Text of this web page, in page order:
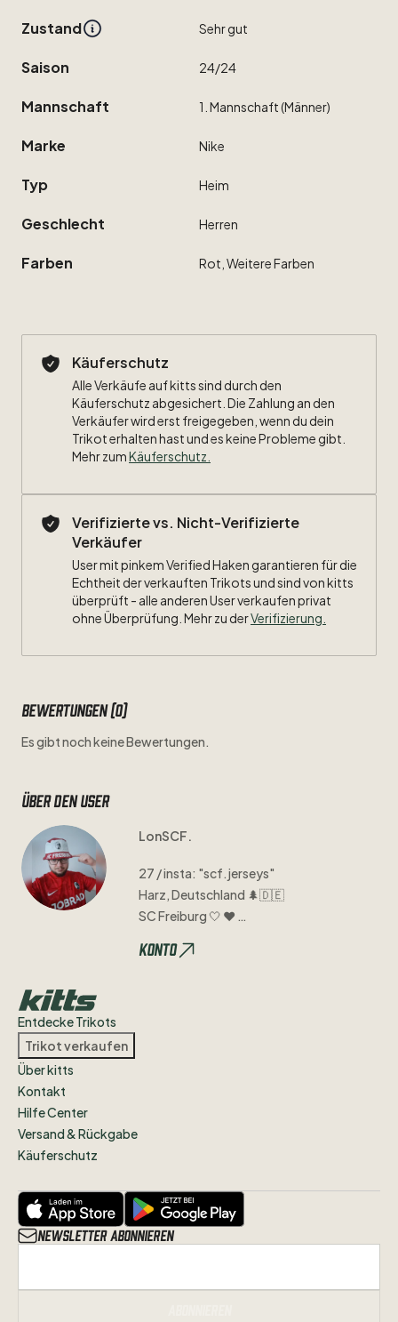
Zustand Sehrgut
Saison 24​/​24
Mannschaft 1. Mannschaft(Männer)
Marke Nike
Typ Heim
Geschlecht Herren
Farben Rot, WeitereFarben
Käuferschutz
Alle Verkäufe auf kitts sind durch den
Käuferschutz abgesichert. Die Zahlung an den
Verkäufer wird erst freigegeben, wenn du dein
Trikot erhalten hast und es keine Probleme gibt.
Mehr zumKäuferschutz
Verifizierte vs. Nicht-Verifizierte
Verkäufer
User mit pinkem Verified Haken garantieren für die
Echtheit der verkauften Trikots und sind von kitts
überprüft - alle anderen User verkaufen privat
ohne Überprüfung. Mehr zu derVerifizierung.
Bewertungen (0)
Es gibt noch keine Bewertungen.
Über den user
LonSCF.
27 ​/​insta: "scf.jerseys"
Harz​,​Deutschland 🌲🇩🇪
SCFreiburg 🤍 ❤️
Clubsdie mir
Konto
Entdecke Trikots
Trikot verkaufen
Über kitts
Kontakt
Hilfe Center
Versand & Rückgabe
Käuferschutz
Newsletter abonnieren